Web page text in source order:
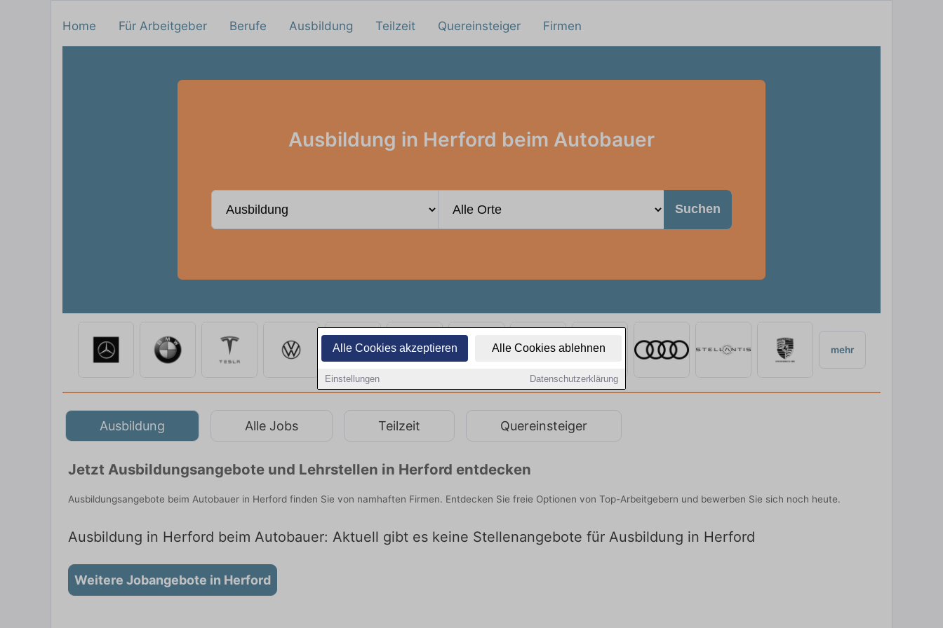
Alle Cookies akzeptieren Alle Cookies ablehnen
Einstellungen Datenschutzerklärung
Home Für Arbeitgeber Berufe Ausbildung Teilzeit Quereinsteiger Firmen
Ausbildung in Herford beim Autobauer
Suchen
mehr
Ausbildung Alle Jobs Teilzeit Quereinsteiger
Jetzt Ausbildungsangebote und Lehrstellen in Herford entdecken
Ausbildungsangebote beim Autobauer in Herford finden Sie von namhaften Firmen. Entdecken Sie freie Optionen von Top-Arbeitgebern und bewerben Sie sich noch heute.
Ausbildung in Herford beim Autobauer: Aktuell gibt es keine Stellenangebote für Ausbildung in Herford
Weitere Jobangebote in Herford